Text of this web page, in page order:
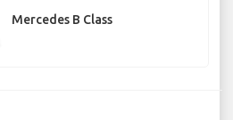
Mercedes B Class